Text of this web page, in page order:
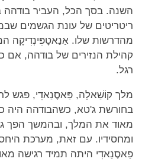
השנה. בסך הכל, העביר
מהדרשות שלו. אַנַאטָפִּינְדִיקָה
קהילת הנזירים של בודהה, אם
רגל.
מלך קוֹשַׁאלָה, פַּאסֶנַאדִי, פגש
בחורשת ג'טא, כשהבודהה היה
מאוד את המלך, ובהמשך הפך
ומחסידיו. עם זאת, מערכת
פַּאסֶנַאדִי היתה תמיד רגישה